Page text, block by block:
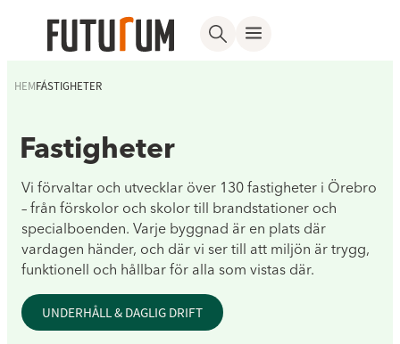
HEMFASTIGHETER
Fastigheter
Vi förvaltar och utvecklar över 130 fastigheter i Örebro
– från förskolor och skolor till brandstationer och
specialboenden. Varje byggnad är en plats där
vardagen händer, och där vi ser till att miljön är trygg,
funktionell och hållbar för alla som vistas där.
UNDERHÅLL & DAGLIG DRIFT